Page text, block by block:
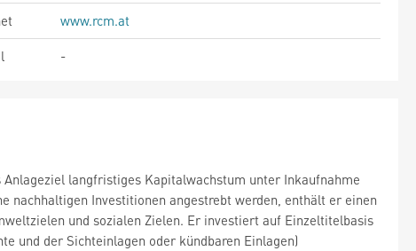
www.rcm.at
-
langfristiges Kapitalwachstum unter Inkaufnahme
nachhaltigen Investitionen angestrebt werden, enthält er einen
und sozialen Zielen. Er investiert auf Einzeltitelbasis
und der Sichteinlagen oder kündbaren Einlagen)